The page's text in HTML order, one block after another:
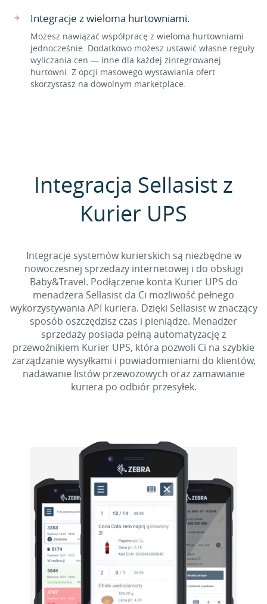
Integracje z wieloma hurtowniami.
Możesz nawiązać współpracę z wieloma hurtowniami
jednocześnie. Dodatkowo możesz ustawić własne reguły
wyliczania cen — inne dla każdej zintegrowanej
hurtowni. Z opcji masowego wystawiania ofert
skorzystasz na dowolnym marketplace.
Integracja Sellasist z
Kurier UPS
Integracje systemów kurierskich są niezbędne w
nowoczesnej sprzedaży internetowej i do obsługi
Baby&Travel. Podłączenie konta Kurier UPS do
menadżera Sellasist da Ci możliwość pełnego
wykorzystywania API kuriera. Dzięki Sellasist w znaczący
sposób oszczędzisz czas i pieniądze. Menadżer
sprzedaży posiada pełną automatyzację z
przewoźnikiem Kurier UPS, która pozwoli Ci na szybkie
zarządzanie wysyłkami i powiadomieniami do klientów,
nadawanie listów przewozowych oraz zamawianie
kuriera po odbiór przesyłek.